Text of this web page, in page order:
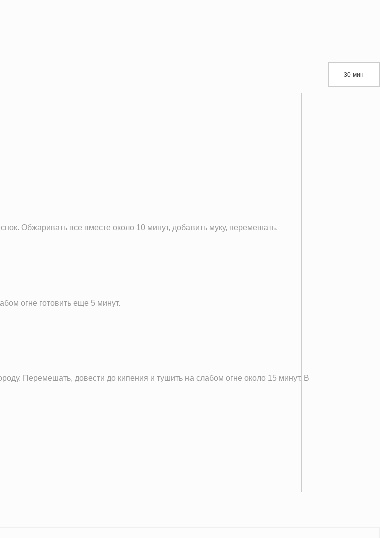
30 мин
Обжаривать все вместе около 10 минут, добавить муку, перемешать.
огне готовить еще 5 минут.
Перемешать, довести до кипения и тушить на слабом огне около 15 минут. В